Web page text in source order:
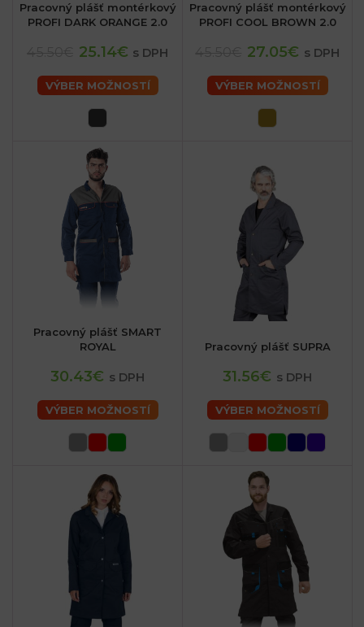
Pracovný plášť montérkový
PROFI DARK ORANGE 2.0
25.14€ s DPH
VÝBER MOŽNOSTÍ
Pracovný plášť montérkový
PROFI COOL BROWN 2.0
27.05€ s DPH
VÝBER MOŽNOSTÍ
Pracovný plášť SMART
ROYAL
30.43€ s DPH
VÝBER MOŽNOSTÍ
Pracovný plášť SUPRA
31.56€ s DPH
VÝBER MOŽNOSTÍ